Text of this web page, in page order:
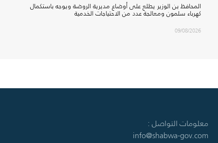
المحافظ بن الوزير يطلع على أوضاع مديرية الروضة ويوجه باستكمال
كهرباء سلمون ومعالجة عدد من الاحتياجات الخدمية
09/08/2026
معلومات التواصل :
info@shabwa-gov.com